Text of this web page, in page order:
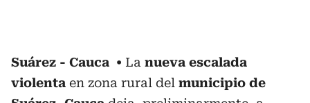
Suárez - Cauca La nueva escalada
violenta en zona rural del municipio de